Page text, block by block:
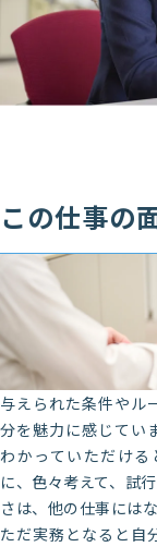
この仕事の
与えられた条件やル
分を魅力に感じてい
わかっていただけ
に、色々考えて、試
さは、他の仕事には
ただ実務となると自